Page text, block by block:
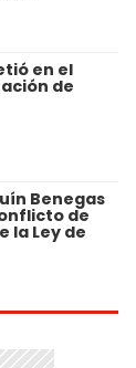
en el
de
Benegas
de
la Ley de